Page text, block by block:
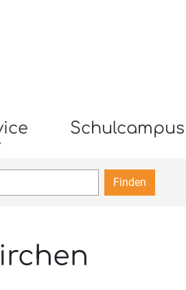
Schulcampus
Finden